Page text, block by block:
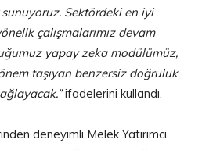
Sektördeki en iyi
çalışmalarımız devam
yapay zeka modülümüz,
taşıyan benzersiz doğruluk
ifadelerini kullandı.
deneyimli Melek Yatırımcı